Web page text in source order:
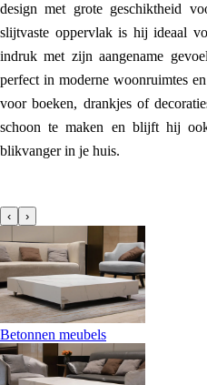
design met grote geschiktheid
slijtvaste oppervlak is hij ideaal
indruk met zijn aangename
perfect in moderne woonruimtes
voor boeken, drankjes of
schoon te maken en blijft hij
blikvanger in je huis.
‹ ›
Betonnen meubels